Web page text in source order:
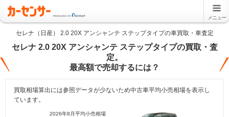
メニュー
セレナ（日産） 2.0 20X アンシャンテ ステップタイプの車買取・車査定
セレナ 2.0 20X アンシャンテ ステップタイプの買取・査
定。
最高額で売却するには？
買取相場算出には参照データが少ないため中古車平均小売相場を表示し
ています。
2026年8月平均小売相場